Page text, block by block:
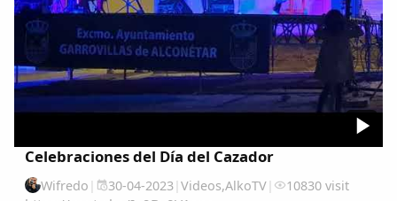
Celebraciones del Día del Cazador
Wifredo | 30-04-2023| Videos,AlkoTV| 10830 visit